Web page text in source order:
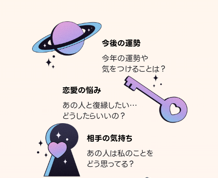
今後の運勢
今年の運勢や
気をつけることは？
恋愛の悩み
あの人と復縁したい…
どうしたらいいの？
相手の気持ち
あの人は私のことを
どう思ってる？